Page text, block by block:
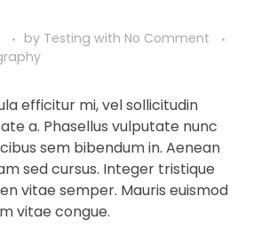
by Testing with No Comment
efficitur mi, vel sollicitudin
a. Phasellus vulputate nunc
sem bibendum in. Aenean
sed cursus. Integer tristique
vitae semper. Mauris euismod
vitae congue.